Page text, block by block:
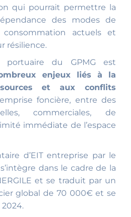
qui pourrait permettre la
des modes de
actuels et
résilience.
portuaire du GPMG est
enjeux liés à la
et aux conflits
foncière, entre des
commerciales, de
immédiate de l’espace
d’EIT entreprise par le
dans le cadre de la
et se traduit par un
global de 70 000€ et se
2024.